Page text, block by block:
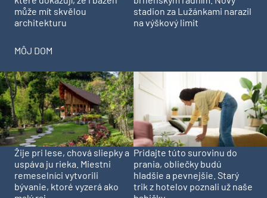
může mít skvělou
architekturu
stadion za Lužánkami narazil
na výškový limit
MÔJ DOM
Žije pri lese, chová sliepky a
uspáva ju rieka. Miestni
remeselníci vytvorili
bývanie, ktoré vyzerá ako
Pridajte túto surovinu do
prania, obliečky budú
hladšie a pevnejšie. Starý
trik z hotelov poznali už naše